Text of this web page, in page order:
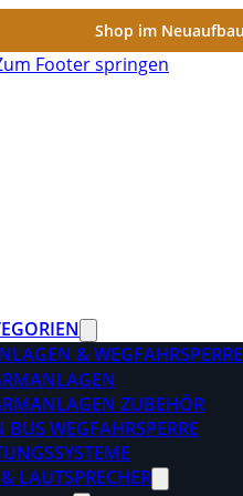
Shop im
Footer springen
&
ZUBEHÖR
BUS WEGFAHRSPERRE
LAUTSPRECHER